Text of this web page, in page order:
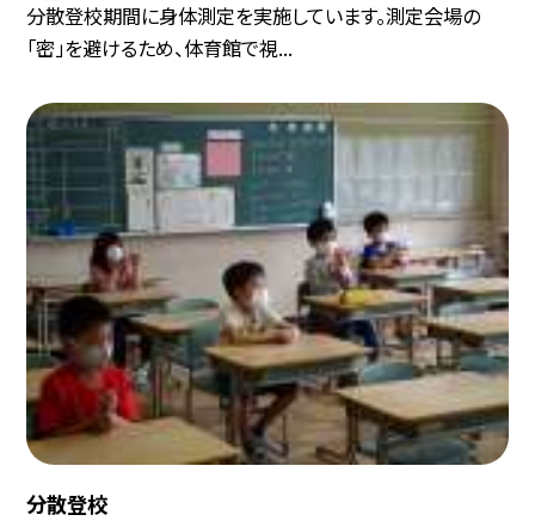
分散登校期間に身体測定を実施しています。測定会場の
「密」を避けるため、体育館で視...
分散登校